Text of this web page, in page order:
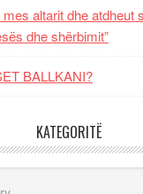
mes altarit dhe atdheut
dhe shërbimit”
BALLKANI?
KATEGORITË